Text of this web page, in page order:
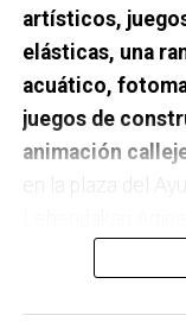
artísticos,
elásticas, una
acuático,
juegos de
animación
en la plaza del
El programa se
19:00 horascon